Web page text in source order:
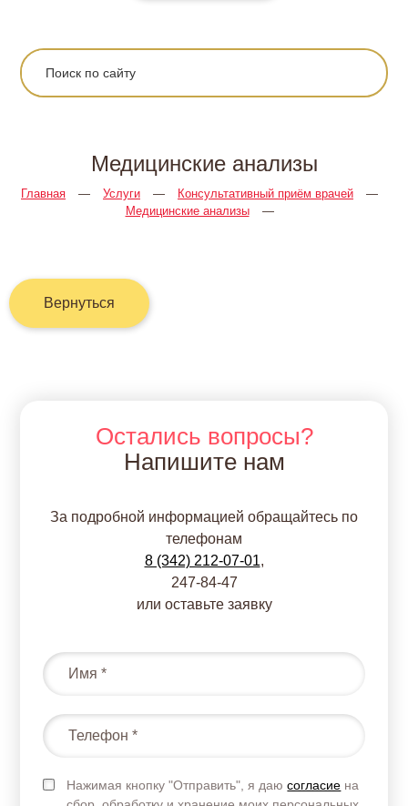
Медицинские анализы
Главная — Услуги — Консультативный приём врачей
—
Медицинские анализы
—
Вернуться
Остались вопросы?
Напишите нам
За подробной информацией обращайтесь по
телефонам
8 (342) 212-07-01,
247-84-47
или оставьте заявку
Нажимая кнопку "Отправить", я даюсогласие на